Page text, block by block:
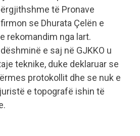
të Pronave
se Dhurata Çelën e
rekomandim nga lart.
e saj në GJKKO u
teknike, duke deklaruar se
protokollit dhe se nuk e
e topografë ishin të